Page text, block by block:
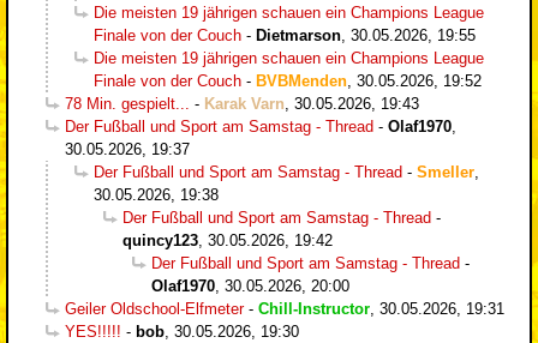
Die meisten 19 jährigen schauen ein Champions League
Finale von der Couch - Dietmarson 30.05.2026, 19:55
Die meisten 19 jährigen schauen ein Champions League
Finale von der Couch - BVBMenden 30.05.2026, 19:52
78 Min. gespielt...
- Karak Varn 30.05.2026, 19:43
Der Fußball und Sport am Samstag - Thread - Olaf1970
30.05.2026, 19:37
Der Fußball und Sport am Samstag - Thread - Smeller
30.05.2026, 19:38
Der Fußball und Sport am Samstag - Thread -
quincy123 30.05.2026, 19:42
Der Fußball und Sport am Samstag - Thread -
Olaf1970 30.05.2026, 20:00
Geiler Oldschool-Elfmeter- Chill-Instructor 30.05.2026, 19:31
YES!!!!! - bob 30.05.2026, 19:30